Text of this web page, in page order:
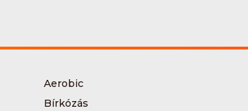
Aerobic
Bírkózás